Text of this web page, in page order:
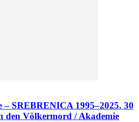
– SREBRENICA 1995–2025. 30
den Völkermord / Akademie